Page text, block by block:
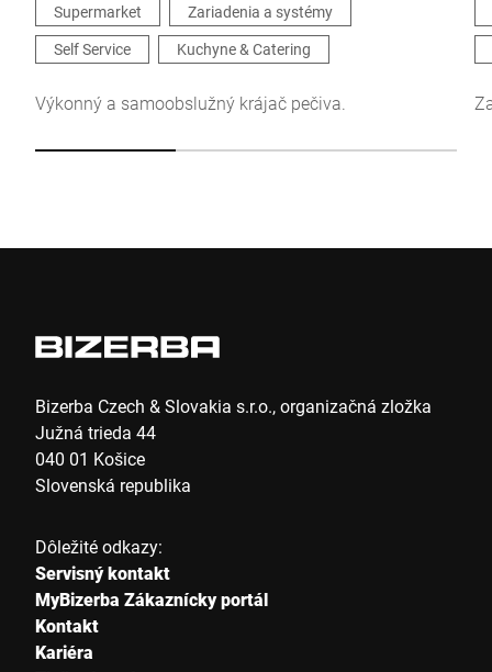
Týmto potvrdzujem, že súhlasím s použitím svojich údajov na
spracovanie tejto žiadosti Ďalšie informácie nájdete v
Vyhlásenie o ochrane údajov*
Click to start verification
Supermarket
Zariadenia a systémy
Self Service
Kuchyne & Catering
Výkonný a samoobslužný krájač pečiva.
Bizerba Czech & Slovakia s.r.o., organizačná zložka
Južná trieda 44
040 01 Košice
Slovenská republika
Dôležité odkazy:
Servisný kontakt
MyBizerba Zákaznícky portál
Kontakt
Kariéra